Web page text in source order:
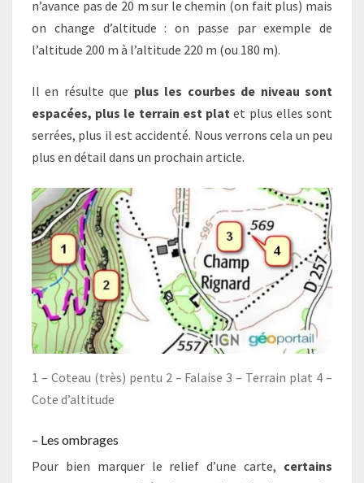
n’avance pas de 20 m sur le chemin (on fait plus) mais
on change d’altitude : on passe par exemple de
l’altitude 200 m à l’altitude 220 m (ou 180 m).
Il en résulte que plus les courbes de niveau sont
espacées, plus le terrain est plat et plus elles sont
serrées, plus il est accidenté. Nous verrons cela un peu
plus en détail dans un prochain article.
1 – Coteau (très) pentu 2 – Falaise 3 – Terrain plat 4 –
Cote d’altitude
– Les ombrages
Pour bien marquer le relief d’une carte, certains